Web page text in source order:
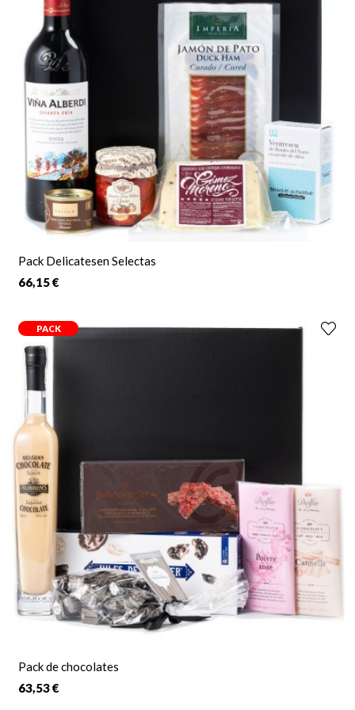
gastronómica
perfecta para disfrutar ocasiones especiales o
bien en el día a día para obtener ese placer que nos saca de la
cotidianidad.
Son siempre un acierto, porque a casi todos nos encanta
deleitarnos con exquisiteces, rodeados de la mejor compañía
en celebraciones, en pareja o en nuestro tiempo libre y este
tipo de regalos nos invitan a ello, creando momentos
extraordinarios que con el tiempo se convertirán en bonitos
recuerdos.
Incluidos en una presentación premium que consigue
transmitir la elegancia y distinción del regalo desde el primer
instante y entregado a domicilio o lugar escogido en 24h o en
Pack Delicatesen Selectas
66,15 €
PACK
Pack de chocolates
63,53 €